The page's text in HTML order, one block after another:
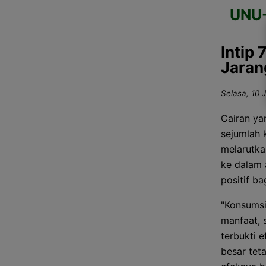
Intip
Selasa, 10
Cairan
sejumlah
ke dalam
positif
manfaat,
terbukti
besar